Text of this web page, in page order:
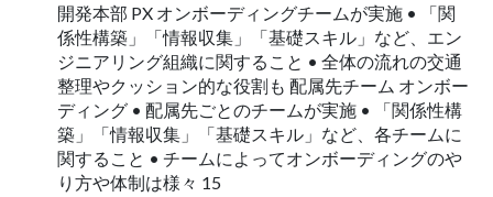
開発本部 PX オンボーディングチームが実施 • 「関
係性構築」「情報収集」「基礎スキル」など、エン
ジニアリング組織に関すること • 全体の流れの交通
整理やクッション的な役割も 配属先チーム オンボー
ディング • 配属先ごとのチームが実施 • 「関係性構
築」「情報収集」「基礎スキル」など、各チームに
関すること • チームによってオンボーディングのや
り⽅や体制は様々 15